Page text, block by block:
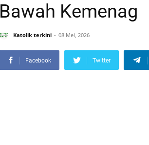
Bawah Kemenag
Katolik terkini 08 Mei, 2026
Facebook Twitter